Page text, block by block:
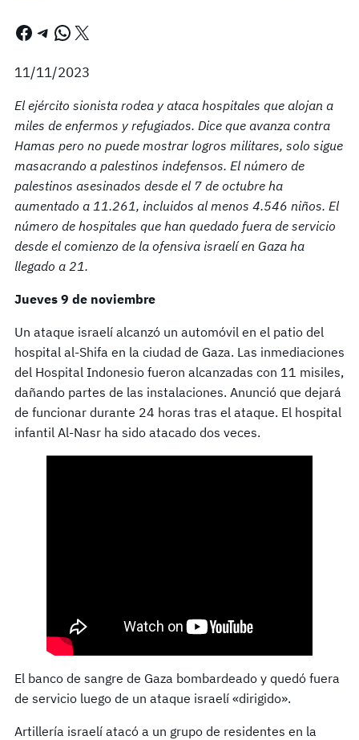
Facebook Telegram WhatsApp X
11/11/2023
El ejército sionista rodea y ataca hospitales que alojan a
miles de enfermos y refugiados. Dice que avanza contra
Hamas pero no puede mostrar logros militares, solo sigue
masacrando a palestinos indefensos. El número de
palestinos asesinados desde el 7 de octubre ha
aumentado a 11.261, incluidos al menos 4.546 niños. El
número de hospitales que han quedado fuera de servicio
desde el comienzo de la ofensiva israelí en Gaza ha
llegado a 21.
Jueves 9 de noviembre
Un ataque israelí alcanzó un automóvil en el patio del
hospital al-Shifa en la ciudad de Gaza. Las inmediaciones
del Hospital Indonesio fueron alcanzadas con 11 misiles,
dañando partes de las instalaciones. Anunció que dejará
de funcionar durante 24 horas tras el ataque. El hospital
infantil Al-Nasr ha sido atacado dos veces.
El banco de sangre de Gaza bombardeado y quedó fuera
de servicio luego de un ataque israelí «dirigido».
Artillería israelí atacó a un grupo de residentes en la